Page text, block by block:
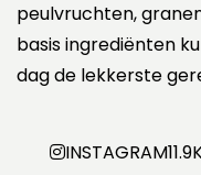
peulvruchten,
basis ingrediënten
dag de lekkerste
INSTAGRAM